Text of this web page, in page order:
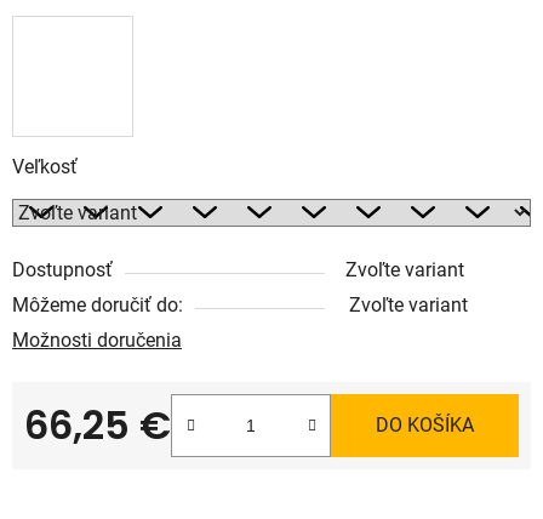
Veľkosť
Dostupnosť
Zvoľte variant
Môžeme doručiť do:
Zvoľte variant
Možnosti doručenia
66,25 €
Jednotková cena:
DO KOŠÍKA